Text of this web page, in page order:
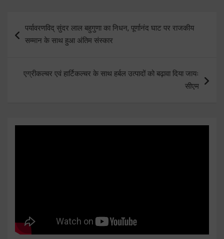
navigation
पर्यावरणविद् सुंदर लाल बहुगुणा का निधन, पूर्णानंद घाट पर राजकीय
सम्मान के साथ हुआ अंतिम संस्कार
एग्रीकल्चर एवं हार्टिकल्चर के साथ हर्बल उत्पादों को बढ़ावा दिया जायः
सीएम